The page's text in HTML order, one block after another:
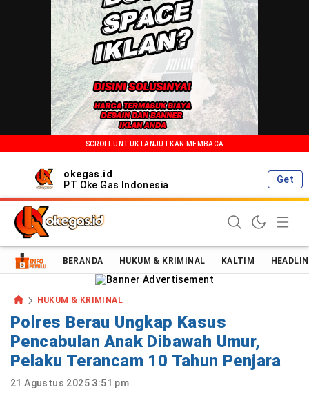
SCROLL UNTUK LANJUTKAN MEMBACA
okegas.id
PT Oke Gas Indonesia
Get
Oke Gas Indonesia | Energi Positif Informasi Terkini!
BERANDA HUKUM & KRIMINAL KALTIM
HUKUM & KRIMINAL
Polres Berau Ungkap Kasus
Pencabulan Anak Dibawah Umur,
Pelaku Terancam 10 Tahun Penjara
21 Agustus 2025 3:51 pm